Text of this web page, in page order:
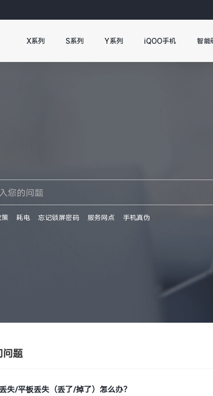
X系列 S系列 Y系列 iQOO手机 智能
策 耗电 忘记锁屏密码 服务网点 手机真伪
问题
失/平板丢失（丢了/掉了）怎么办？